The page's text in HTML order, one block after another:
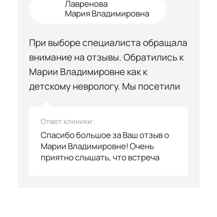
Лавренова
Мария Владимировна
При выборе специалиста обращала
внимание на отзывы. Обратились к
Марии Владимировне как к
детскому неврологу. Мы посетили
терапия не потребовалась.
Обратились к ней, так как у ребенка
гипервозбудимость. Встреча
Ответ клиники:
Спасибо большое за Ваш отзыв о
Марии Владимировне! Очень
приятно слышать, что встреча